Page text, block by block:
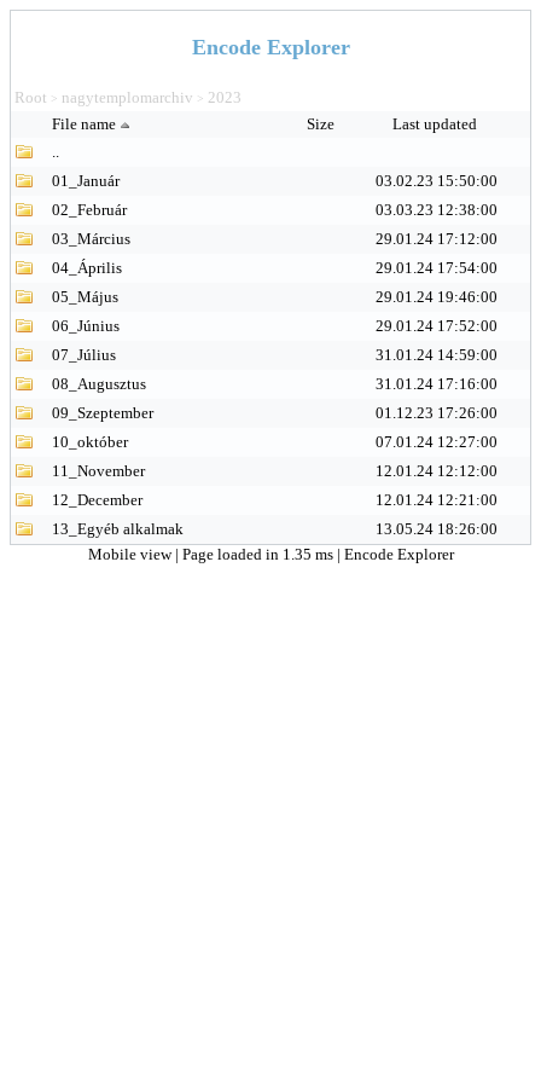
Encode Explorer
Root > nagytemplomarchiv > 2023
File name
Size
Last updated
..
01_Január
03.02.23 15:50:00
02_Február
03.03.23 12:38:00
03_Március
29.01.24 17:12:00
04_Április
29.01.24 17:54:00
05_Május
29.01.24 19:46:00
06_Június
29.01.24 17:52:00
07_Július
31.01.24 14:59:00
08_Augusztus
31.01.24 17:16:00
09_Szeptember
01.12.23 17:26:00
10_október
07.01.24 12:27:00
11_November
12.01.24 12:12:00
12_December
12.01.24 12:21:00
13_Egyéb alkalmak
13.05.24 18:26:00
Mobile view | Page loaded in 1.35 ms | Encode Explorer